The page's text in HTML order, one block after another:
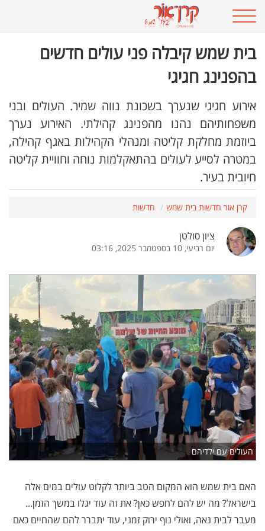
בית שמש קיבלה פני עולים חדשים
בהפנינג חגיגי
אירוע חגיגי שנערך בשכונת נווה שמיר. העולים ובני
משפחותיהם נהנו מהפנינג קהילתי. האירוע נערך
ביוזמת מחלקת קליטה ומנהלי הקהילות באגף קהילה,
במטרה לסייע לעולים בהתאקלמות נוחה וחוויית קליטה
חיובית בעיר.
קרן אור חדשות בית שמש חדשות
ציון סולטן
יום רביעי, 10 בספטמבר 2025, 03:16
העולים עם ילדיהם
האם בית שמש הוא המקום הטב ביותר לקלוט עולים במים אלה
בישראל? מה יש להם לחפש כאן? את זה עוד יגלו במשך הזמן...
מעבר לבית נאה, ואולי נוף ירוק זמני, עוד יתברר להם שהחיים כאם